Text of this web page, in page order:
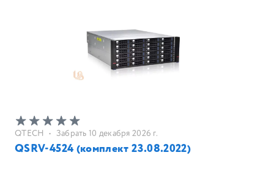
QTECH • Забрать 10 декабря 2026 г.
QSRV-4524 (комплект 23.08.2022)